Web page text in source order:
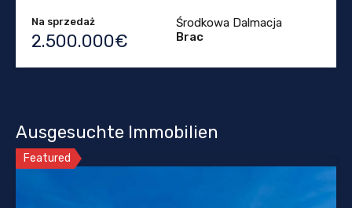
Na sprzedaż
2.500.000€
Środkowa Dalmacja
Brac
Ausgesuchte Immobilien
Featured